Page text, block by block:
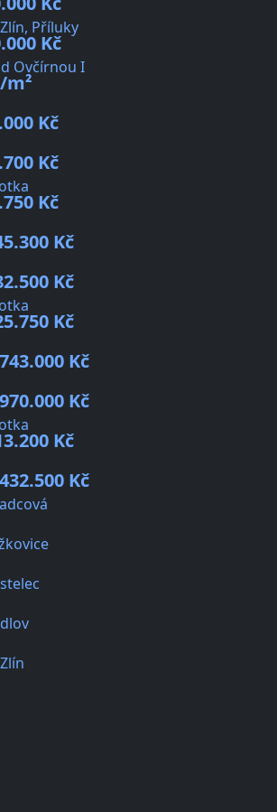
Příluky
Kč
Ovčírnou I
m²
Kč
Kč
Kč
Kč
Kč
Kč
Kč
Kč
Kč
Kč